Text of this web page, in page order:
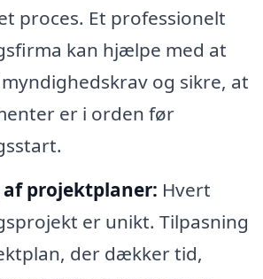
proces. Et professionelt
kan hjælpe med at
og sikre, at
er i orden før
projektplaner: Hvert
er unikt. Tilpasning
der dækker tid,